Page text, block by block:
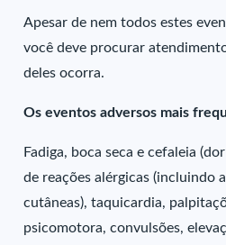
Apesar de nem todos estes
você deve procurar
deles ocorra.
Os eventos adversos mais
Fadiga, boca seca e cefaleia
de reações alérgicas (incluindo
cutâneas), taquicardia,
psicomotora, convulsões,